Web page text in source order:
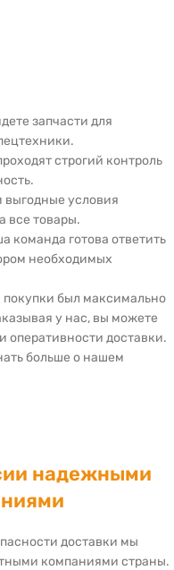
запчасти для
строгий контроль
выгодные условия
все товары.
команда готова ответить
необходимых
был максимально
у нас, вы можете
оперативности доставки.
больше о нашем
надежными
доставки мы
компаниями страны.